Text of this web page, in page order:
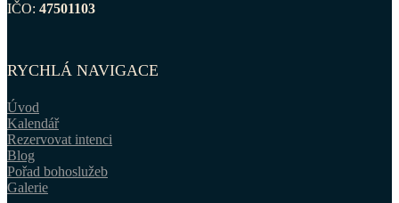
IČO: 47501103
RYCHLÁ NAVIGACE
Úvod
Kalendář
Rezervovat intenci
Blog
Pořad bohoslužeb
Galerie